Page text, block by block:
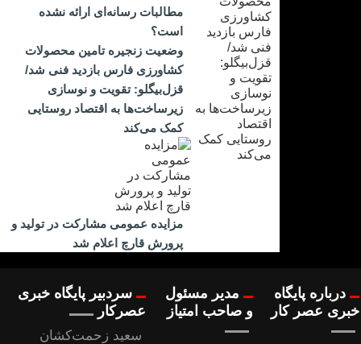
مطالبات رسانه‌ای ارائه نشده
است؟
وضعیت زنجیره تامین محصولات
کشاورزی فارس بازدید فنی شد/
قزل‌بیگلو: تقویت و نوسازی
زیرساخت‌ها به اقتصاد روستایی
کمک می‌کند
مزایده عمومی مشارکت در تولید و
پرورش قارچ اعلام شد
درباره پایگاه
خبری عصر کار
مدیر مسئول
و صاحب امتیاز
سردبیر پایگاه خبری
عصرکار
سعید زحمت‌کشان